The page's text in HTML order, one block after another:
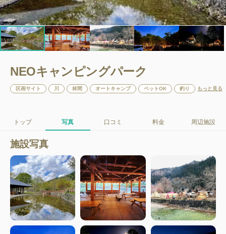
NEOキャンピングパーク
区画サイト 林間 オートキャンプ ペットOK 釣り もっと見る
トップ 写真 口コミ 料金 周辺施設
施設写真